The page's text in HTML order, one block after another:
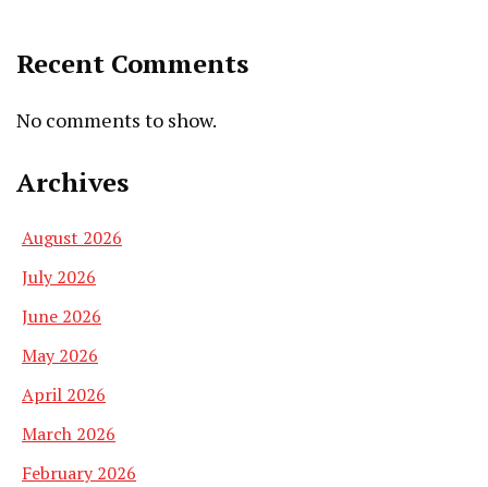
Recent Comments
No comments to show.
Archives
August 2026
July 2026
June 2026
May 2026
April 2026
March 2026
February 2026